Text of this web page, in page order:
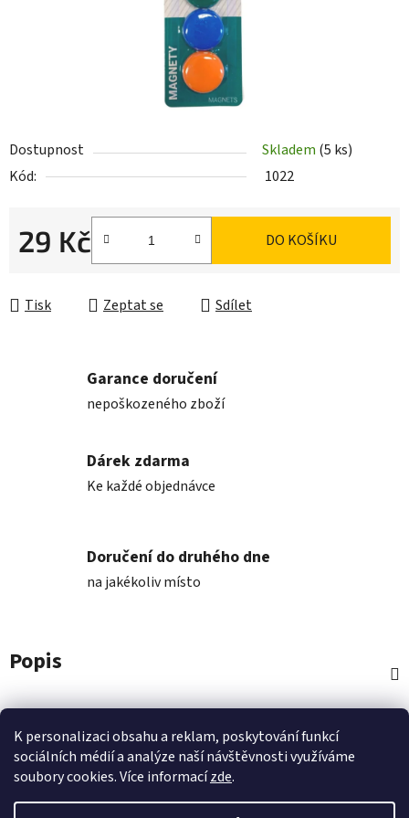
K personalizaci obsahu a reklam, poskytování funkcí
sociálních médií a analýze naší návštěvnosti využíváme
soubory cookies. Více informacízde.
Dostupnost Skladem (5 ks)
Kód:
1022
29 Kč DO KOŠÍKU
Tisk Zeptat se Sdílet
Garance doručení
nepoškozeného zboží
Dárek zdarma
Ke každé objednávce
Doručení do druhého dne
na jakékoliv místo
Popis
Diskuze